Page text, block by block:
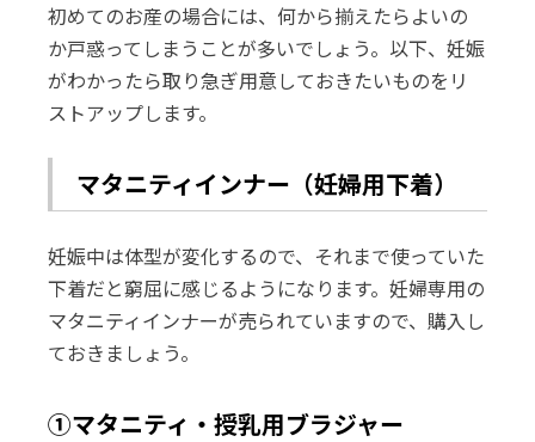
初めてのお産の場合には、何から揃えたらよいの
か戸惑ってしまうことが多いでしょう。以下、妊娠
がわかったら取り急ぎ用意しておきたいものをリ
ストアップします。
マタニティインナー（妊婦用下着）
妊娠中は体型が変化するので、それまで使っていた
下着だと窮屈に感じるようになります。妊婦専用の
マタニティインナーが売られていますので、購入し
ておきましょう。
①マタニティ・授乳用ブラジャー